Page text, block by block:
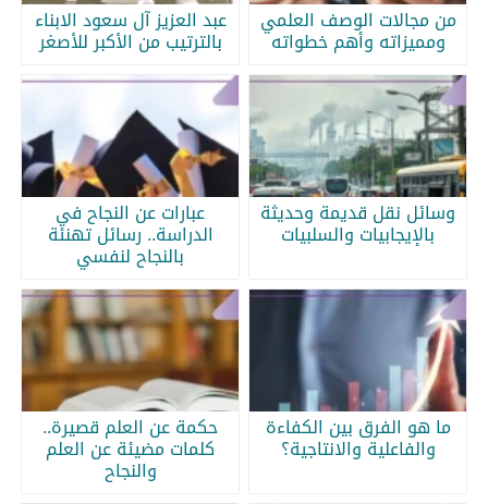
من مجالات الوصف العلمي
ومميزاته وأهم خطواته
عبد العزيز آل سعود الابناء
بالترتيب من الأكبر للأصغر
وسائل نقل قديمة وحديثة
بالإيجابيات والسلبيات
عبارات عن النجاح في
الدراسة.. رسائل تهنئة
بالنجاح لنفسي
ما هو الفرق بين الكفاءة
والفاعلية والانتاجية؟
حكمة عن العلم قصيرة..
كلمات مضيئة عن العلم
والنجاح